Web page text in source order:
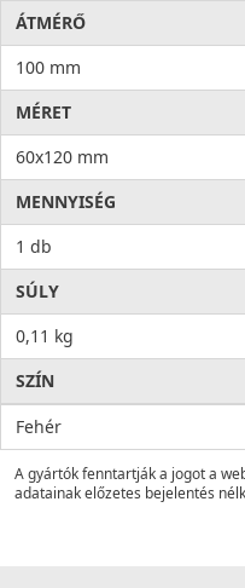
ÁTMÉRŐ
100 mm
MÉRET
60x120 mm
MENNYISÉG
1 db
SÚLY
0,11 kg
SZÍN
Fehér
A gyártók fenntartják a jogot a
adatainak előzetes bejelentés